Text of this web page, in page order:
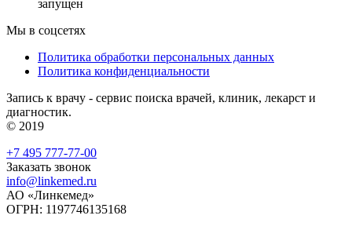
запущен
Мы в соцсетях
Политика обработки персональных данных
Политика конфиденциальности
Запись к врачу - сервис поиска врачей, клиник, лекарст и
диагностик.
© 2019
+7 495 777-77-00
Заказать звонок
info@linkemed.ru
АО «Линкемед»
ОГРН: 1197746135168